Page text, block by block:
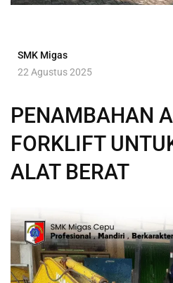
SMK Migas
22 Agustus 2025
PENAMBAHAN
FORKLIFT
ALAT BERAT